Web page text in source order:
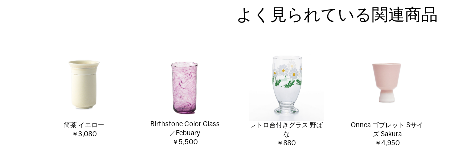
よく見られている関連商品
筒茶 イエロー
￥3,080
Birthstone Color Glass
／Febuary
￥5,500
レトロ台付きグラス 野ば
な
￥880
Onnea ゴブレット Sサイ
ズ Sakura
￥4,950